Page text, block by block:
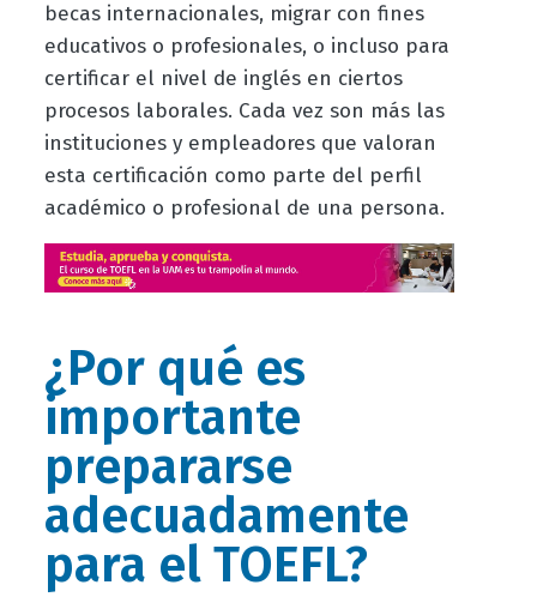
becas internacionales, migrar con fines
educativos o profesionales, o incluso para
certificar el nivel de inglés en ciertos
procesos laborales. Cada vez son más las
instituciones y empleadores que valoran
esta certificación como parte del perfil
académico o profesional de una persona.
¿Por qué es
importante
prepararse
adecuadamente
para el TOEFL?